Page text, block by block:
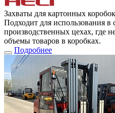
Захваты для картонных коробок
Подходит для использования
производственных цехах, где
объемы товаров в коробках.
Подробнее